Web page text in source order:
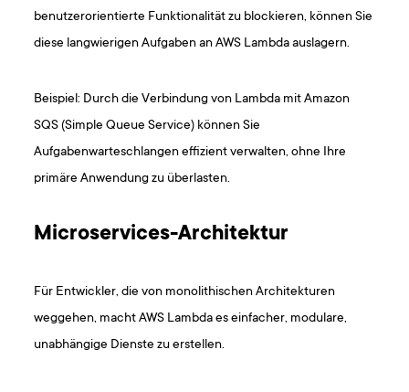
benutzerorientierte Funktionalität zu blockieren, können Sie
diese langwierigen Aufgaben an AWS Lambda auslagern.
Beispiel: Durch die Verbindung von Lambda mit Amazon
SQS (Simple Queue Service) können Sie
Aufgabenwarteschlangen effizient verwalten, ohne Ihre
primäre Anwendung zu überlasten.
Microservices-Architektur
Für Entwickler, die von monolithischen Architekturen
weggehen, macht AWS Lambda es einfacher, modulare,
unabhängige Dienste zu erstellen.